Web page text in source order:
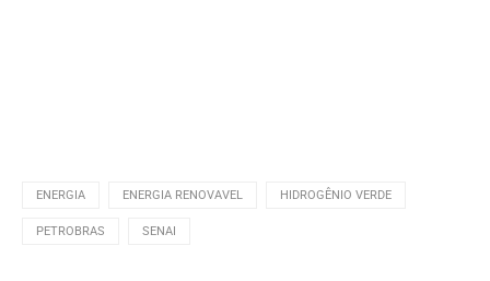
ENERGIA ENERGIA RENOVAVEL HIDROGÊNIO VERDE
PETROBRAS SENAI